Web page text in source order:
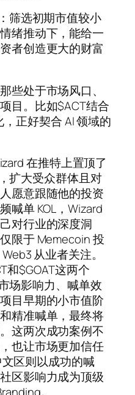
筛选初期市值较小
绪推动下，能给一
者创造更大的财富
些处于市场风口、
目。比如$ACT结合
，正好契合 AI 领域的
在推特上置顶了
扩大受众群体且对
愿意跟随他的投资
喊单 KOL，Wizard
对行业的深度洞
限于 Memecoin 投
从业者关注。
和$GOAT这两个
场影响力、喊单效
目早期的小市值阶
精准喊单，最终将
这两次成功案例不
也让市场更加信任
区则以成功的喊
区影响力成为顶级